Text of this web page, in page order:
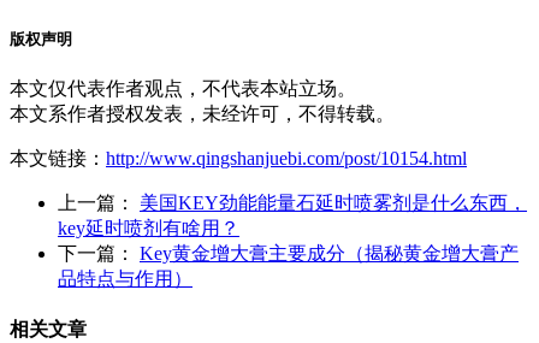
版权声明
本文仅代表作者观点，不代表本站立场。
本文系作者授权发表，未经许可，不得转载。
本文链接： http://www.qingshanjuebi.com/post/10154.html
上一篇： 美国KEY劲能能量石延时喷雾剂是什么东西，
key延时喷剂有啥用？
下一篇： Key黄金增大膏主要成分（揭秘黄金增大膏产
品特点与作用）‌
相关文章